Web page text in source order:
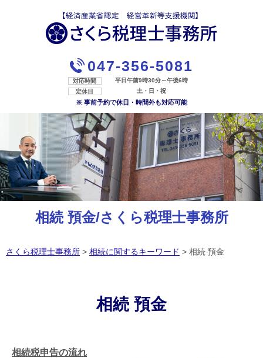
047-356-5081
対応時間
平日午前9時30分～午後6時
定休日
土・日・祝
※ 事前予約で休日・時間外も対応可能
相続 預金/さくら税理士事務所
さくら税理士事務所 > 相続に関するキーワード > 相続 預金
相続 預金
相続税申告の流れ